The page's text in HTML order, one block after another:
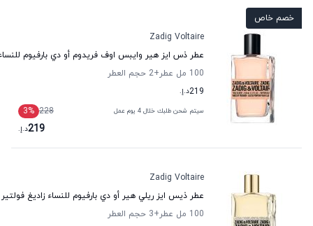
خصم خاص
Zadig Voltaire
عطر ذس ايز هير وايبس اوف فريدوم أو دي بارفيوم للنساء
100 مل عطر
+2
حجم العطر
219د.إ.
سيتم شحن طلبك خلال 4 يوم عمل 228
3%
219د.إ.
Zadig Voltaire
عطر ذيس ايز ريلي هير أو دي بارفيوم للنساء زاديغ فولتير
100 مل عطر
+3
حجم العطر